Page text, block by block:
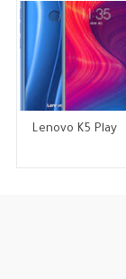
Lenovo K5 Play